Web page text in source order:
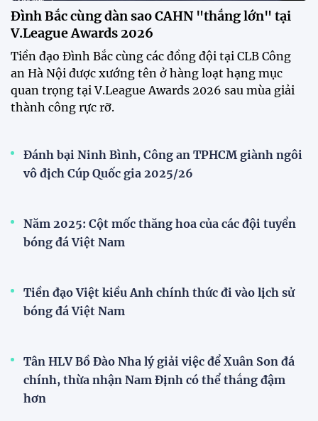
Festival bóng đá nữ trẻ 2026 lan tỏa đam mê tại
Đồng Tháp
Bóng đá Việt Nam nhận giải thưởng đặc biệt từ
AFC
Bóng đá nữ Việt Nam đón cú hích lớn trước mùa
giải 2026
Đội tuyển trẻ
VCK U21 Quốc gia – Cúp FPT Play 2026: Hứa